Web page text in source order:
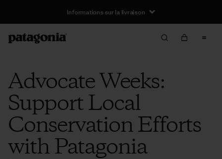
Informations sur la livraison
Advocate Weeks:
Support Local
Conservation Efforts
with Patagonia